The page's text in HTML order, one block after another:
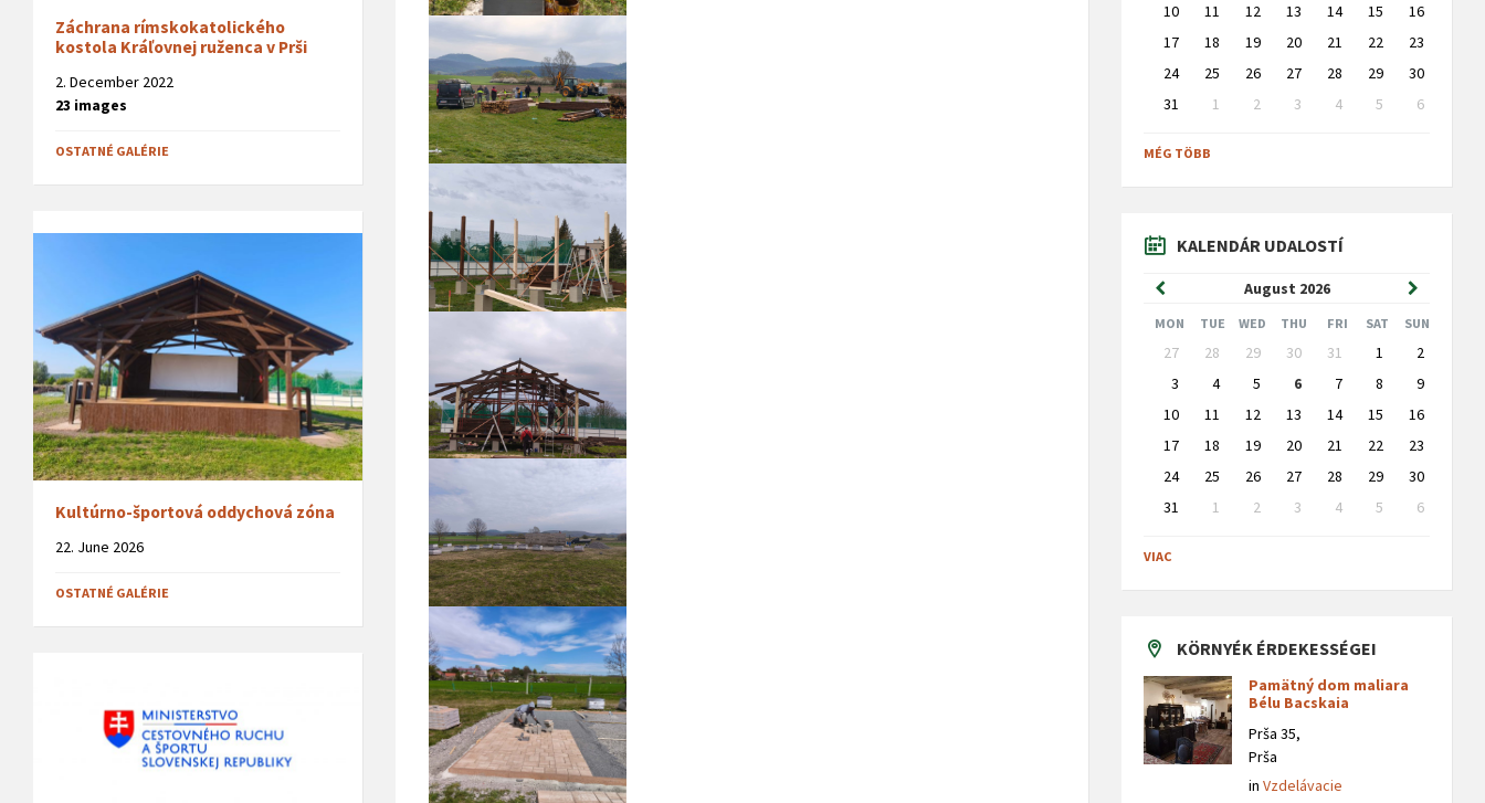
Záchrana rímskokatolického
kostola Kráľovnej ruženca v Prši
2. December 2022
23 images
OSTATNÉ GALÉRIE
Kultúrno-športová oddychová zóna
22. June 2026
OSTATNÉ GALÉRIE
10
11 12 13 14 15
16
17
18 19 20 21 22
23
24
25 26 27 28 29
30
31
1 2 3 4 5
6
to
calendar
MÉG TÖBB
KALENDÁR UDALOSTÍ
August 2026
Previous
Month
Next
Month
MON TUE WED THU FRI SAT SUN
Skip
calendar
days
27 28 29 30 31 1
2
3
4 5 6 7 8
9
10
11 12 13 14 15
16
17
18 19 20 21 22
23
24
25 26 27 28 29
30
31
1 2 3 4 5
6
to
calendar
VIAC
KÖRNYÉK ÉRDEKESSÉGEI
Pamätný dom maliara
Bélu Bacskaia
Prša 35,
Prša
inVzdelávacie